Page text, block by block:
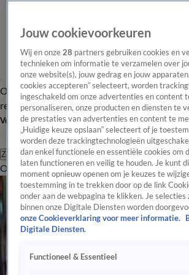
Overzicht Laatste nieuws Regionieuws Het beste
redactie
Volg Hart van Nederland
Zoeken
OverzichtRegioUitzendingenWeerTip de
Weer
Prachtige sterrenregen boven Nederland verwacht
9 dec 2024, 11:57
Extreem weer
7 dec 2024, 13:53
Extreem weer
Jouw cookievoorkeuren
Wij en onze28 partners gebruiken cookies en
technieken om informatie te verzamelen over
onze website(s), jouw gedrag en jouw
cookies accepteren” selecteert, worden
ingeschakeld om onze advertenties en content
personaliseren, onze producten en diensten te
de prestaties van advertenties en content te
„Huidige keuze opslaan” selecteert of je
worden deze trackingtechnologieën
dan enkel functionele en essentiële cookies om
laten functioneren en veilig te houden. Je kunt
moment opnieuw openen om je keuzes te
toestemming in te trekken door op de link
onder aan de webpagina te klikken. Je selecties
binnen onze Digitale Diensten worden
onze Cookieverklaring voor meer informatie.
Digitale Diensten.
Functioneel & Essentieel